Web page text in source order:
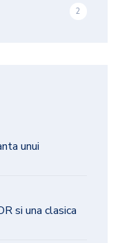
2
unui
si una clasica